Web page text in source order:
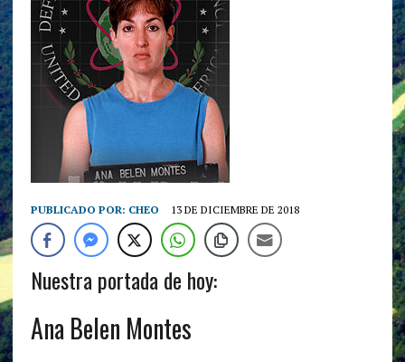
PUBLICADO POR: CHEO 13 DE DICIEMBRE DE 2018
Nuestra portada de hoy:
Ana Belen Montes